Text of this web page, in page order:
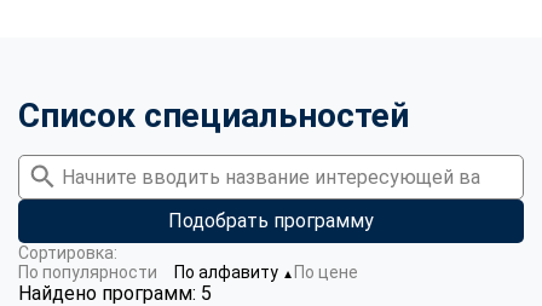
Список специальностей
Подобрать программу
Найдено программ: 5
Сортировка:
По популярности
По алфавиту ▼ По цене